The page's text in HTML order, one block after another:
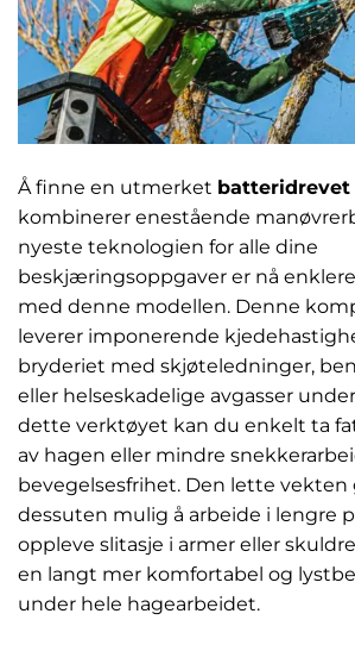
Å finne en utmerket batteridrevet
kombinerer enestående
nyeste teknologien for alle dine
beskjæringsoppgaver er nå
med denne modellen. Denne
leverer imponerende
bryderiet med skjøteledninger,
eller helseskadelige avgasser
dette verktøyet kan du enkelt ta
av hagen eller mindre
bevegelsesfrihet. Den lette vekten
dessuten mulig å arbeide i lengre
oppleve slitasje i armer eller
en langt mer komfortabel og
under hele hagearbeidet.